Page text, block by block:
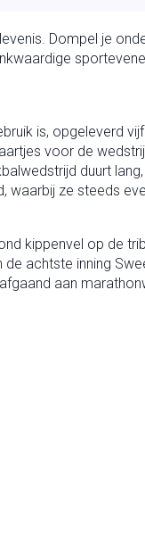
Dompel je
is, opgeleverd
voor de
duurt
waarbij ze steeds
kippenvel op de
achtste inning
aan